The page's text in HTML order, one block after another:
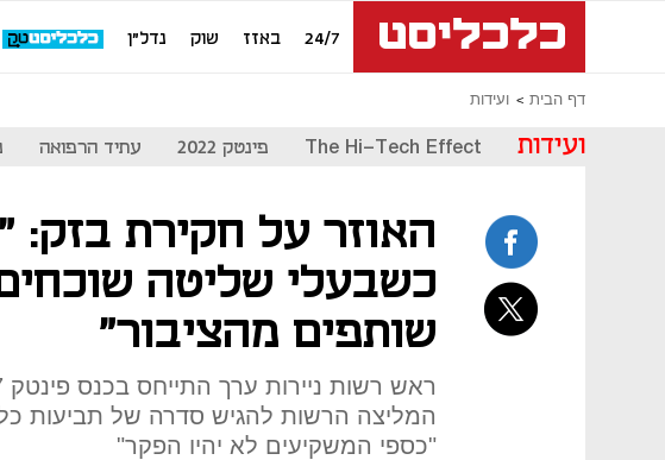
24/7 באזז שוק נדל"ן
דף הבית ועידות
ועידות The Hi-Tech Effect פינטק 2022 עתיד הרפואה
האוזר על חקירת בזק:
כשבעלי שליטה
שותפים מהציבור"
המליצה הרשות להגיש סדרה של תביעות
"כספי המשקיעים לא יהיו הפקר"